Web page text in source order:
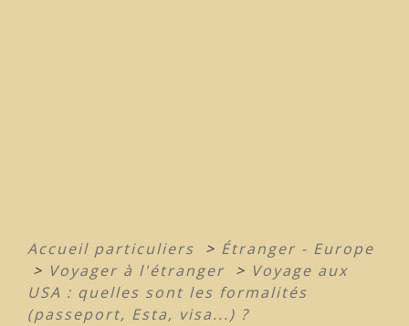
Accueil particuliers > Étranger - Europe
> Voyager à l'étranger > Voyage aux
USA : quelles sont les formalités
(passeport, Esta, visa...) ?